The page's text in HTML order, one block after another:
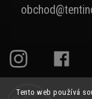
Tento web používá